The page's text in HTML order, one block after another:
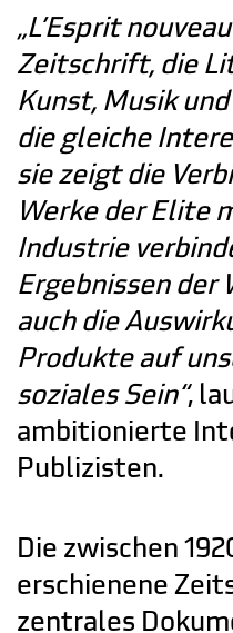
„L’Esprit
Zeitschrift, die
Kunst, Musik
die gleiche
sie zeigt die
Werke der Elite
Industrie
Ergebnissen der
auch die
Produkte auf
soziales Sein“,
ambitionierte
Publizisten.
Die zwischen
erschienene
zentrales